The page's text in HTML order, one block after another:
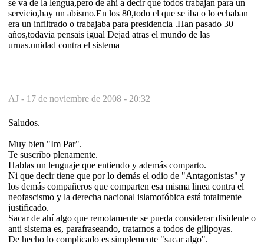
se va de la lengua,pero de ahí a decir que todos trabajan para un
servicio,hay un abismo.En los 80,todo el que se iba o lo echaban
era un infiltrado o trabajaba para presidencia .Han pasado 30
años,todavia pensais igual Dejad atras el mundo de las
urnas.unidad contra el sistema
AJ - 17 de noviembre de 2008 - 20:32
Saludos.
Muy bien "Im Par".
Te suscribo plenamente.
Hablas un lenguaje que entiendo y además comparto.
Ni que decir tiene que por lo demás el odio de "Antagonistas" y
los demás compañeros que comparten esa misma linea contra el
neofascismo y la derecha nacional islamofóbica está totalmente
justificado.
Sacar de ahí algo que remotamente se pueda considerar disidente o
anti sistema es, parafraseando, tratarnos a todos de gilipoyas.
De hecho lo complicado es simplemente "sacar algo".